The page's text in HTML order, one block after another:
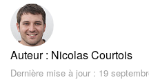
Démarrer sur Bitrix24
Abonnement
Auteur : Nicolas Courtois
Dernière mise à jour : 19